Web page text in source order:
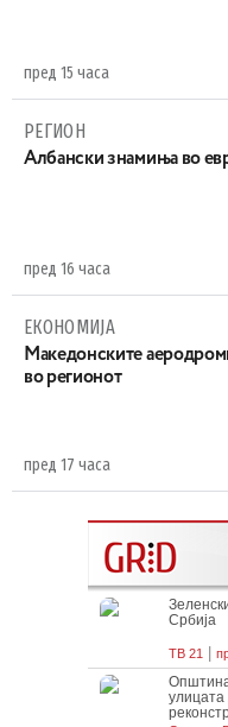
пред 15 часа
РЕГИОН
Aлбански знамиња во
пред 16 часа
ЕКОНОМИЈА
Maкедонските
во регионот
пред 17 часа